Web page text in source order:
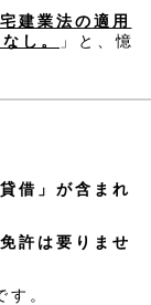
建業法の適用
し。
」と、憶
借」が含まれ
許は要りませ
す。